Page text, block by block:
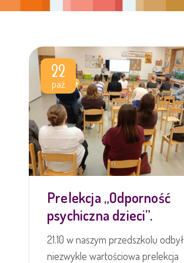
22
paź
Prelekcja „Odporność
psychiczna dzieci”.
21.10 w naszym przedszkolu
niezwykle wartościowa prelekcja